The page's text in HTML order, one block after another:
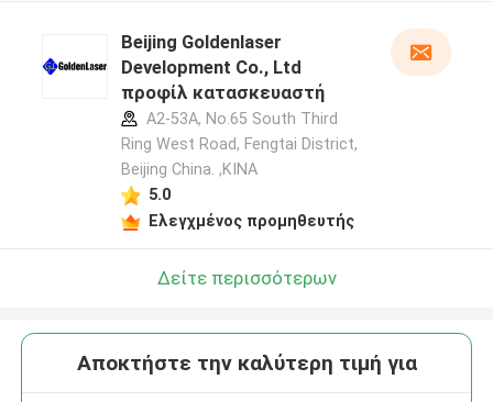
Beijing Goldenlaser
Development Co., Ltd
προφίλ κατασκευαστή
A2-53A, No.65 South Third
Ring West Road, Fengtai District,
Beijing China. ,ΚΙΝΑ
5.0
Ελεγχμένος προμηθευτής
Δείτε περισσότερων
Αποκτήστε την καλύτερη τιμή για